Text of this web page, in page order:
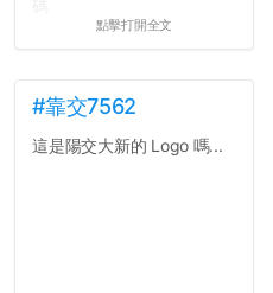
所以只要重新設定4次密碼
真是安全呢...
點擊打開全文
#靠交7562
這是陽交大新的 Logo 嗎...